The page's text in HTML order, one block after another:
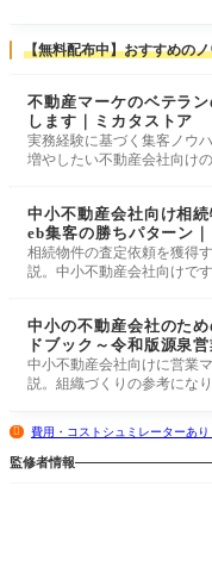
【無料配布中】おすすめの
不動産マーケのベテラ
します｜ミカタストア
実務経験に基づく集客ノウ
増やしたい不動産会社向けの
中小不動産会社向け相
eb集客の勝ちパターン
相続物件の査定依頼を獲得
説。中小不動産会社向けです
中小の不動産会社のた
ドブック～令和版源泉
ストア
中小不動産会社向けに営業
説。組織づくりの参考になり
費用・コストシュミレーターあ
監修者情報